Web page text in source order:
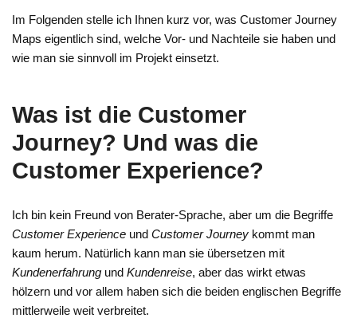
Im Folgenden stelle ich Ihnen kurz vor, was Customer Journey
Maps eigentlich sind, welche Vor- und Nachteile sie haben und
wie man sie sinnvoll im Projekt einsetzt.
Was ist die Customer
Journey? Und was die
Customer Experience?
Ich bin kein Freund von Berater-Sprache, aber um die Begriffe
Customer Experience undCustomer Journey kommt man
kaum herum. Natürlich kann man sie übersetzen mit
Kundenerfahrung undKundenreise, aber das wirkt etwas
hölzern und vor allem haben sich die beiden englischen Begriffe
mittlerweile weit verbreitet.